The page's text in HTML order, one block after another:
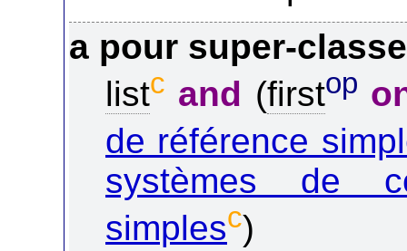
a pour super-
listc and (firstop
de référence
systèmes de
simplesc)